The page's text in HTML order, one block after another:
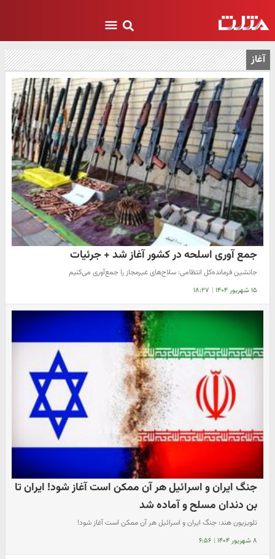
آغاز
جمع آوری اسلحه در کشور آغاز شد + جرئیات
جانشین فرمانده‌کل انتظامی: سلاح‌های غیرمجاز را جمع‌آوری می‌کنیم
۱۵ شهریور ۱۴۰۴ | ۱۸:۲۷
جنگ ایران و اسرائیل هر آن ممکن است آغاز شود! ایران تا
بن دندان مسلح و آماده شد
تلویزیون هند: جنگ ایران و اسرائیل هر آن ممکن است آغاز شود!
۸ شهریور ۱۴۰۴ | ۶:۵۶